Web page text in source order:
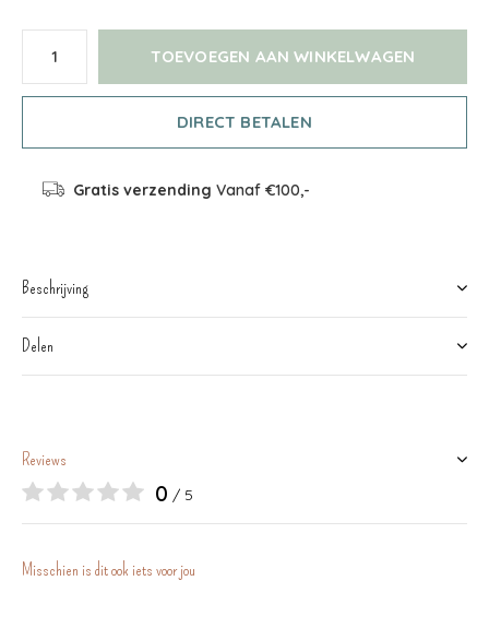
TOEVOEGEN AAN WINKELWAGEN
DIRECT BETALEN
Gratis verzending Vanaf €100,-
Beschrijving
Delen
Reviews
0 / 5
Misschien is dit ook iets voor jou